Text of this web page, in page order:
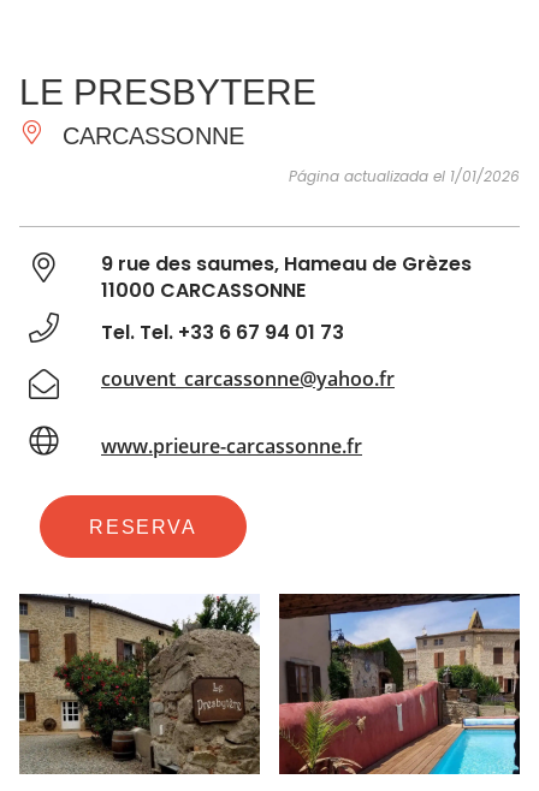
IMPRESCINDIBLES
HACER
LE PRESBYTERE
CARCASSONNE
Página actualizada el 1/01/2026
9 rue des saumes, Hameau de Grèzes
11000 CARCASSONNE
Tel. Tel. +33 6 67 94 01 73
couvent_carcassonne@yahoo.fr
www.prieure-carcassonne.fr
RESERVA